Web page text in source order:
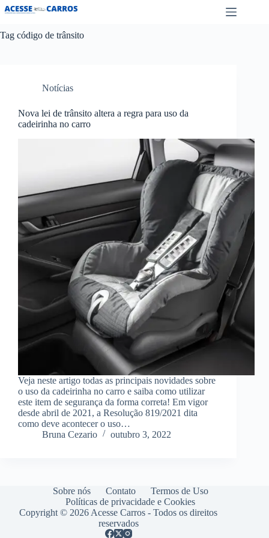
Pular
para
conteúdo
Tag código de trânsito
Notícias
Nova lei de trânsito altera a regra para uso da
cadeirinha no carro
Veja neste artigo todas as principais novidades sobre
o uso da cadeirinha no carro e saiba como utilizar
este item de segurança da forma correta! Em vigor
desde abril de 2021, a Resolução 819/2021 dita
como deve acontecer o uso…
Bruna Cezario
outubro 3, 2022
Sobre nós Contato
Termos de Uso
Políticas de privacidade e Cookies
Copyright © 2026 Acesse Carros - Todos os direitos
reservados